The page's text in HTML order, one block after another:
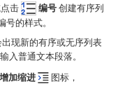
击 编号创建有序列
的样式。
现新的有序或无序列表
入普通文本段落。
增加缩进
图标，